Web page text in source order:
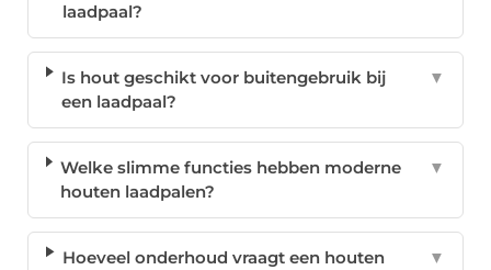
laadpaal?
Is hout geschikt voor buitengebruik bij
een laadpaal?
▼
Welke slimme functies hebben moderne
houten laadpalen?
▼
Hoeveel onderhoud vraagt een houten
▼